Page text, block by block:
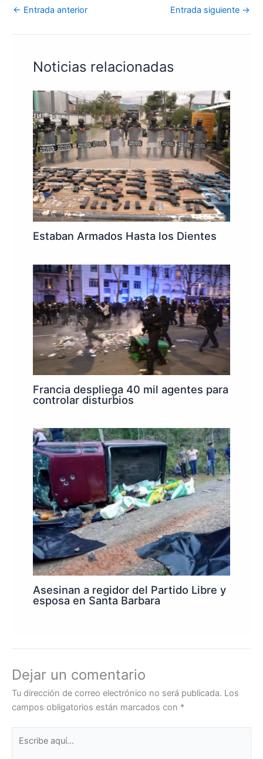
← Entrada anterior Entrada siguiente →
Noticias relacionadas
Estaban Armados Hasta los Dientes
Francia despliega 40 mil agentes para
controlar disturbios
Asesinan a regidor del Partido Libre y
esposa en Santa Barbara
Dejar un comentario
Tu dirección de correo electrónico no será publicada. Los
campos obligatorios están marcados con *